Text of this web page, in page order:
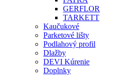
GERFLOR
TARKETT
Kaučukové
Parketové lišty
Podlahový profil
Dlažby
DEVI Kúrenie
Doplnky